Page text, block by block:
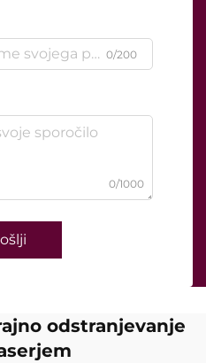
0/200
0/1000
odstranjevanje